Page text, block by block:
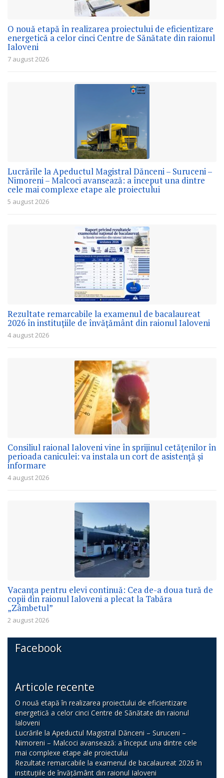
O nouă etapă în realizarea proiectului de eficientizare
energetică a celor cinci Centre de Sănătate din raionul
Ialoveni
7 august 2026
Lucrările la Apeductul Magistral Dănceni – Suruceni –
Nimoreni – Malcoci avansează: a început una dintre
cele mai complexe etape ale proiectului
5 august 2026
Rezultate remarcabile la examenul de bacalaureat
2026 în instituțiile de învățământ din raionul Ialoveni
4 august 2026
Consiliul raional Ialoveni vine în sprijinul cetățenilor în
perioada caniculei: va instala un cort de asistență și
informare
4 august 2026
Vacanța pentru elevi continuă: Cea de-a doua tură de
copii din raionul Ialoveni a plecat la Tabăra
„Zâmbetul”
2 august 2026
Facebook
Articole recente
O nouă etapă în realizarea proiectului de eficientizare
energetică a celor cinci Centre de Sănătate din raionul
Ialoveni
Lucrările la Apeductul Magistral Dănceni – Suruceni –
Nimoreni – Malcoci avansează: a început una dintre cele
mai complexe etape ale proiectului
Rezultate remarcabile la examenul de bacalaureat 2026 în
instituțiile de învățământ din raionul Ialoveni